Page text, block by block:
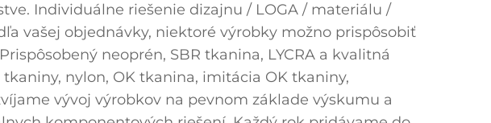
Individuálne riešenie dizajnu / LOGA / materiálu /
vašej objednávky, niektoré výrobky možno prispôsobiť
neoprén, SBR tkanina, LYCRA a kvalitná
nylon, OK tkanina, imitácia OK tkaniny,
vývoj výrobkov na pevnom základe výskumu a